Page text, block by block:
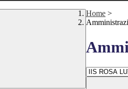
Home >